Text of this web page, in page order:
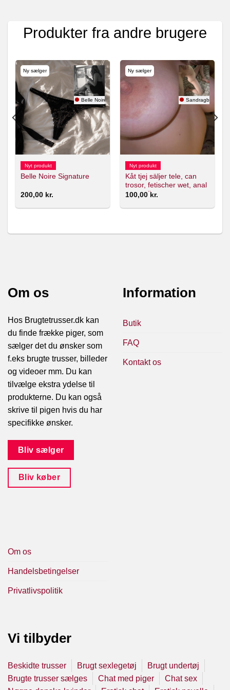
Produkter fra andre brugere
Ny sælger
Belle Noire
Nyt produkt
Belle Noire Signature
200,00 kr.
Ny sælger
Sandragbg93
Nyt produkt
Kåt tjej säljer tele, can
trosor, fetischer wet, anal
mm online
100,00 kr.
Om os
Hos Brugtetrusser.dk kan
du finde frække piger, som
sælger det du ønsker som
f.eks brugte trusser, billeder
og videoer mm. Du kan
tilvælge ekstra ydelse til
produkterne. Du kan også
skrive til pigen hvis du har
specifikke ønsker.
Bliv sælger
Bliv køber
Information
Butik
FAQ
Kontakt os
Om os
Handelsbetingelser
Privatlivspolitik
Vi tilbyder
Beskidte trusser Brugt sexlegetøj
Brugt undertøj
Brugte trusser sælges
Chat med piger
Chat sex